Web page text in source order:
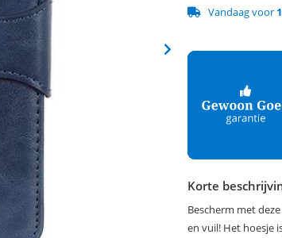
Vandaag voor
Korte
Bescherm met
en vuil! Het hoesje